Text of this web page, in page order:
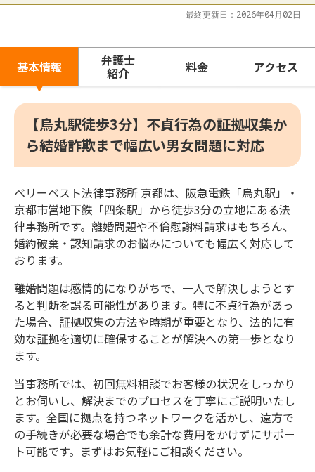
最終更新日：2026年04月02日
基本情報 弁護士
紹介 料金 アクセス
【烏丸駅徒歩3分】不貞行為の証拠収集か
ら結婚詐欺まで幅広い男女問題に対応
ベリーベスト法律事務所 京都は、阪急電鉄「烏丸駅」・
京都市営地下鉄「四条駅」から徒歩3分の立地にある法
律事務所です。離婚問題や不倫慰謝料請求はもちろん、
婚約破棄・認知請求のお悩みについても幅広く対応して
おります。
離婚問題は感情的になりがちで、一人で解決しようとす
ると判断を誤る可能性があります。特に不貞行為があっ
た場合、証拠収集の方法や時期が重要となり、法的に有
効な証拠を適切に確保することが解決への第一歩となり
ます。
当事務所では、初回無料相談でお客様の状況をしっかり
とお伺いし、解決までのプロセスを丁寧にご説明いたし
ます。全国に拠点を持つネットワークを活かし、遠方で
の手続きが必要な場合でも余計な費用をかけずにサポー
ト可能です。まずはお気軽にご相談ください。